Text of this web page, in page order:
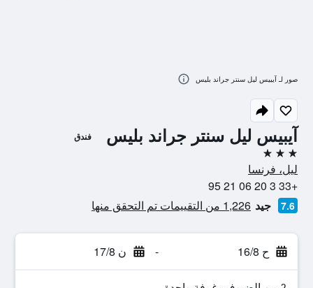
آيبيس ليل سنتر جراند بليس فندق
3 نجوم
ليل، فرنسا
+33 3 20 06 21 95
7.6 جيد 1,226 من التقييمات تم التحقق منها
ح 16/8 - ن 17/8
صور لـ آيبيس ليل سنتر جراند بليس